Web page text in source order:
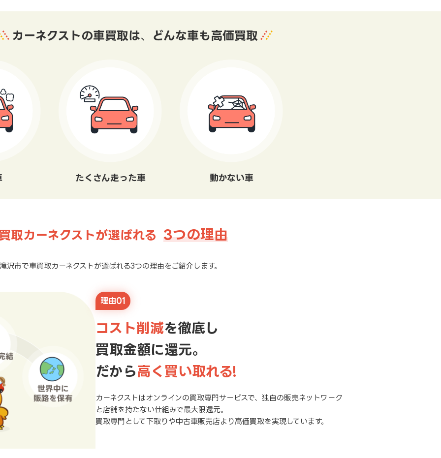
カーネクストの車買取は、 どんな車も高価買取
たくさん走った車 動かない車
取カーネクストが選ばれる 3つの理由
沢市で車買取カーネクストが選ばれる3つの理由をご紹介します。
理由01
コスト削減を徹底し
買取金額に還元。
だから高く買い取れる!
カーネクストはオンラインの買取専門サービスで、独自の販売ネットワーク
と店舗を持たない仕組みで最大限還元。
買取専門として下取りや中古車販売店より高価買取を実現しています。